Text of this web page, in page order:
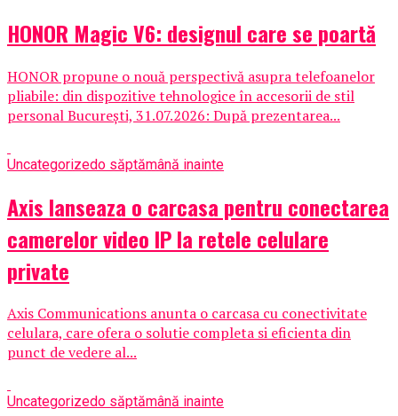
HONOR Magic V6: designul care se poartă
HONOR propune o nouă perspectivă asupra telefoanelor
pliabile: din dispozitive tehnologice în accesorii de stil
personal București, 31.07.2026: După prezentarea...
Uncategorizedo săptămână inainte
Axis lanseaza o carcasa pentru conectarea
camerelor video IP la retele celulare
private
Axis Communications anunta o carcasa cu conectivitate
celulara, care ofera o solutie completa si eficienta din
punct de vedere al...
Uncategorizedo săptămână inainte